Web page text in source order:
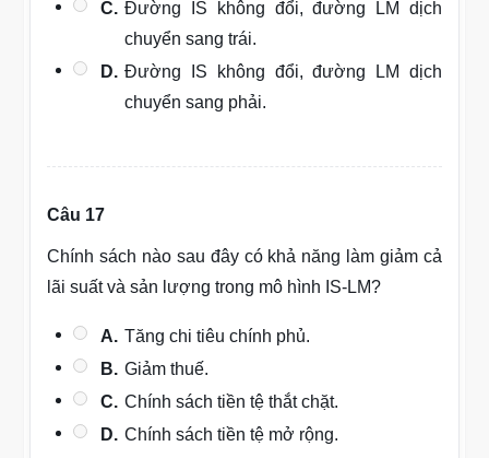
C. Đường IS không đổi, đường LM dịch
chuyển sang trái.
D. Đường IS không đổi, đường LM dịch
chuyển sang phải.
Câu 17
Chính sách nào sau đây có khả năng làm giảm cả
lãi suất và sản lượng trong mô hình IS-LM?
A. Tăng chi tiêu chính phủ.
B. Giảm thuế.
C. Chính sách tiền tệ thắt chặt.
D. Chính sách tiền tệ mở rộng.